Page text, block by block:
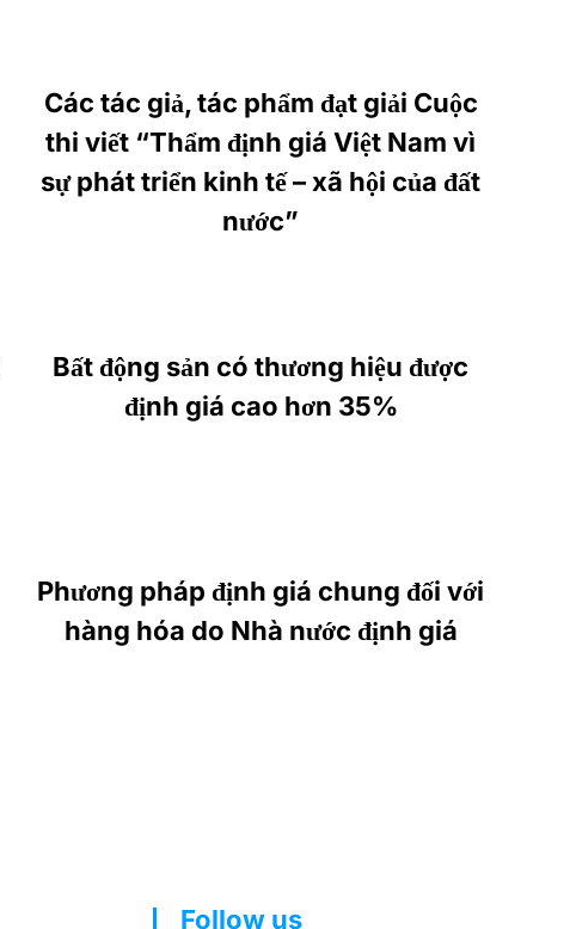
Các tác giả, tác phẩm đạt giải Cuộc
thi viết “Thẩm định giá Việt Nam vì
sự phát triển kinh tế – xã hội của đất
nước”
Bất động sản có thương hiệu được
định giá cao hơn 35%
Phương pháp định giá chung đối với
hàng hóa do Nhà nước định giá
Follow us